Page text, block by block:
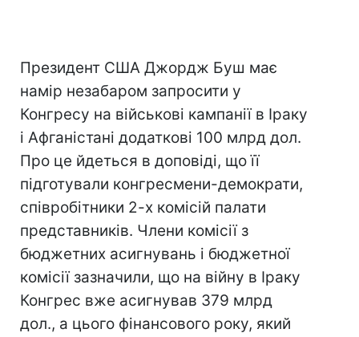
Президент США Джордж Буш має
намір незабаром запросити у
Конгресу на військові кампанії в Іраку
і Афганістані додаткові 100 млрд дол.
Про це йдеться в доповіді, що її
підготували конгресмени-демократи,
співробітники 2-х комісій палати
представників. Члени комісії з
бюджетних асигнувань і бюджетної
комісії зазначили, що на війну в Іраку
Конгрес вже асигнував 379 млрд
дол., а цього фінансового року, який